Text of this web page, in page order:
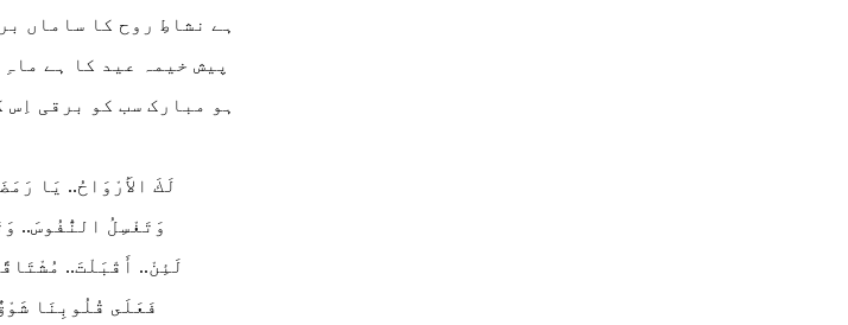
ہے نشاطِ روح کا ساماں
پیش خیمہ عید کا ہے
ہو مبارک سب کو برقی اِس
لَكَ الأَرْوَاحُ.. يَا
وَتَغْسِلُ النُّفُوسَ..
لَئِنْ.. أَقْبَلْتَ..
فَعَلَى قُلُوبِنَا